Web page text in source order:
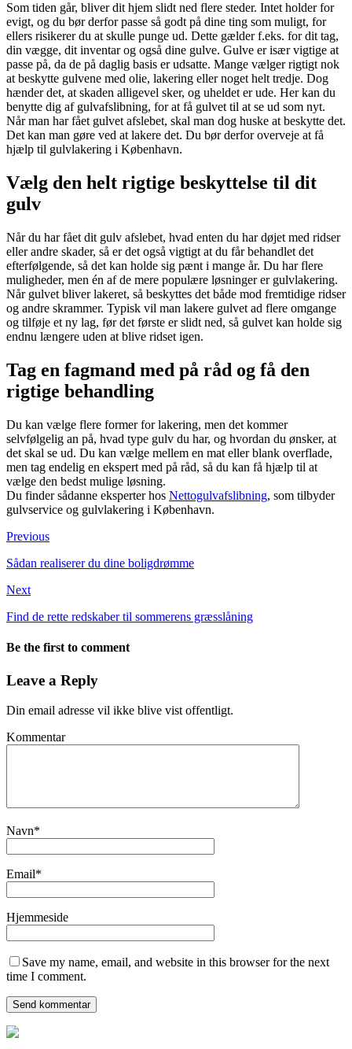
Som tiden går, bliver dit hjem slidt ned flere steder. Intet holder for
evigt, og du bør derfor passe så godt på dine ting som muligt, for
ellers risikerer du at skulle punge ud. Dette gælder f.eks. for dit tag,
din vægge, dit inventar og også dine gulve. Gulve er især vigtige at
passe på, da de på daglig basis er udsatte. Mange vælger rigtigt nok
at beskytte gulvene med olie, lakering eller noget helt tredje. Dog
hænder det, at skaden alligevel sker, og uheldet er ude. Her kan du
benytte dig af gulvafslibning, for at få gulvet til at se ud som nyt.
Når man har fået gulvet afslebet, skal man dog huske at beskytte det.
Det kan man gøre ved at lakere det. Du bør derfor overveje at få
hjælp til gulvlakering i København.
Vælg den helt rigtige beskyttelse til dit
gulv
Når du har fået dit gulv afslebet, hvad enten du har døjet med ridser
eller andre skader, så er det også vigtigt at du får behandlet det
efterfølgende, så det kan holde sig pænt i mange år. Du har flere
muligheder, men én af de mere populære løsninger er gulvlakering.
Når gulvet bliver lakeret, så beskyttes det både mod fremtidige ridser
og andre skrammer. Typisk vil man lakere gulvet ad flere omgange
og tilføje et ny lag, før det første er slidt ned, så gulvet kan holde sig
endnu længere uden at blive ridset igen.
Tag en fagmand med på råd og få den
rigtige behandling
Du kan vælge flere former for lakering, men det kommer
selvfølgelig an på, hvad type gulv du har, og hvordan du ønsker, at
det skal se ud. Du kan vælge mellem en mat eller blank overflade,
men tag endelig en ekspert med på råd, så du kan få hjælp til at
vælge den bedst mulige løsning.
Du finder sådanne eksperter hos Nettogulvafslibning, som tilbyder
gulvservice og gulvlakering i København.
Previous
Sådan realiserer du dine boligdrømme
Next
Find de rette redskaber til sommerens græsslåning
Be the first to comment
Leave a Reply
Din email adresse vil ikke blive vist offentligt.
Kommentar
Navn*
Email*
Hjemmeside
Save my name, email, and website in this browser for the next
time I comment.